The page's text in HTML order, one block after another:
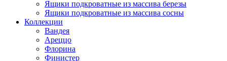
Ящики подкроватные из массива березы
Ящики подкроватные из массива сосны
Коллекции
Вандея
Ареццо
Флорина
Финистер